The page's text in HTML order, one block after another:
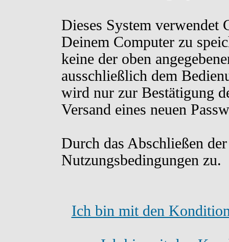
Dieses System verwendet
Deinem Computer zu
keine der oben
ausschließlich dem
wird nur zur Bestätigung
Versand eines neuen
Durch das Abschließen
Nutzungsbedingungen zu.
Ich bin mit den